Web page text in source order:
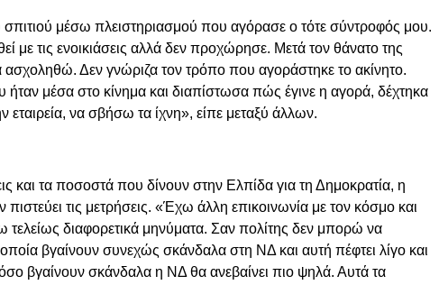
μέσω πλειστηριασμού που αγόρασε ο τότε σύντροφός μου.
με τις ενοικιάσεις αλλά δεν προχώρησε. Μετά τον θάνατο της
ασχοληθώ. Δεν γνώριζα τον τρόπο που αγοράστηκε το ακίνητο.
μέσα στο κίνημα και διαπίστωσα πώς έγινε η αγορά, δέχτηκα
εταιρεία, να σβήσω τα ίχνη», είπε μεταξύ άλλων.
και τα ποσοστά που δίνουν στην Ελπίδα για τη Δημοκρατία, η
πιστεύει τις μετρήσεις. «Έχω άλλη επικοινωνία με τον κόσμο και
τελείως διαφορετικά μηνύματα. Σαν πολίτης δεν μπορώ να
βγαίνουν συνεχώς σκάνδαλα στη ΝΔ και αυτή πέφτει λίγο και
όσο βγαίνουν σκάνδαλα η ΝΔ θα ανεβαίνει πιο ψηλά. Αυτά τα